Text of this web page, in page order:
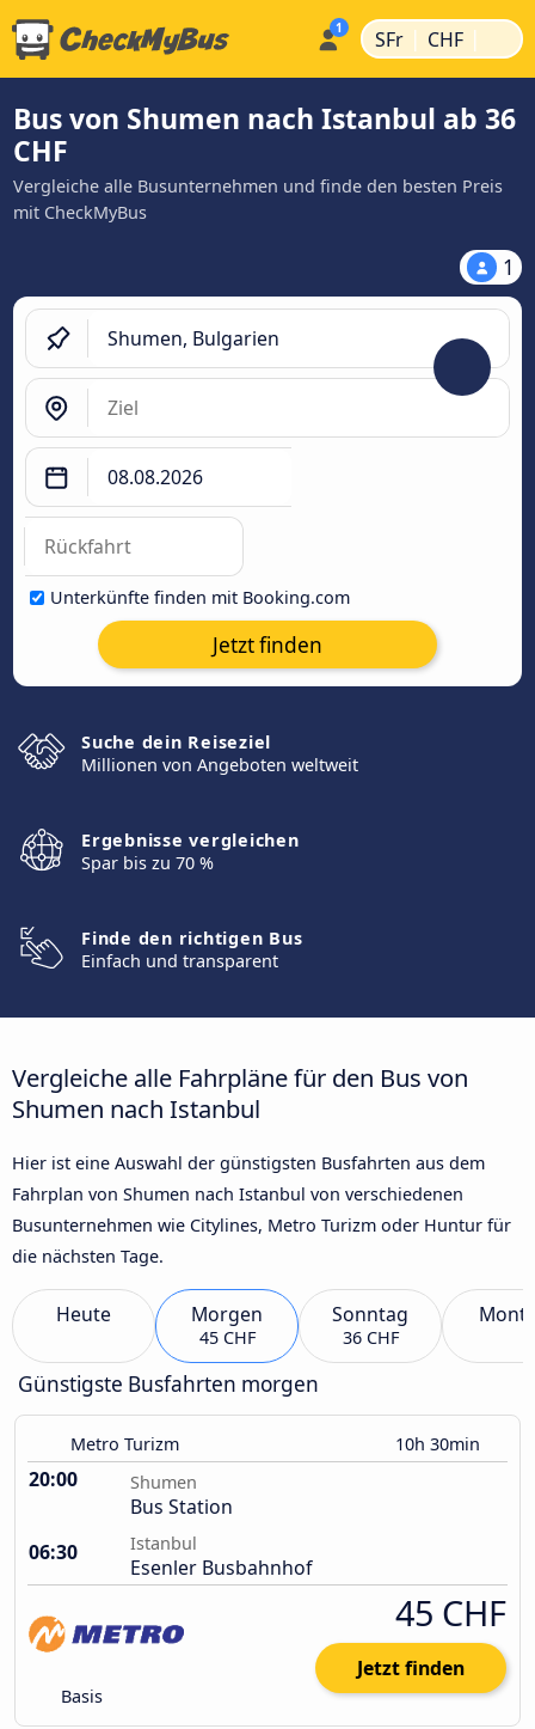
SFr | CHF |
Bus von Shumen nach Istanbul ab 36
CHF
Vergleiche alle Busunternehmen und finde den besten Preis
mit CheckMyBus
1
Unterkünfte finden mit Booking.com
Jetzt finden
Suche dein Reiseziel
Millionen von Angeboten weltweit
Ergebnisse vergleichen
Spar bis zu 70 %
Finde den richtigen Bus
Einfach und transparent
Vergleiche alle Fahrpläne für den Bus von
Shumen nach Istanbul
Hier ist eine Auswahl der günstigsten Busfahrten aus dem
Fahrplan von Shumen nach Istanbul von verschiedenen
Busunternehmen wie Citylines, Metro Turizm oder Huntur für
die nächsten Tage.
Heute Morgen
45 CHF
Sonntag
36 CHF
Günstigste Busfahrten morgen
Metro Turizm 10h 30min
20:00 Shumen
Bus Station
06:30
Istanbul
Esenler Busbahnhof
Basis
45 CHF
Jetzt finden